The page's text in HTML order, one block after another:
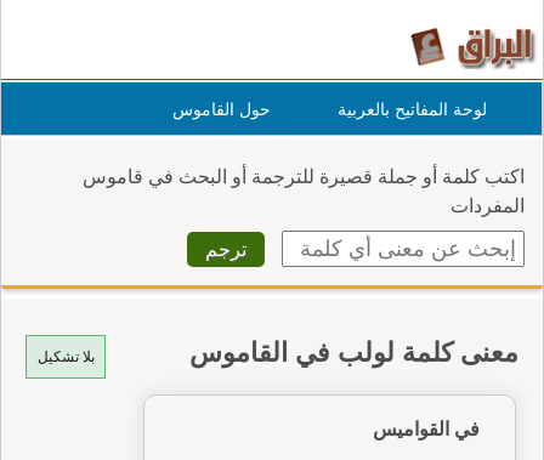
لوحة المفاتيح بالعربية حول القاموس
اكتب كلمة أو جملة قصيرة للترجمة أو البحث في قاموس
المفردات
بلا تشكيل معنى كلمة لولب في القاموس
في القواميس